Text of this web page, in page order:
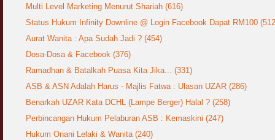
Multi Level Marketing Menurut Shariah (616)
Status Hukum Infinity Downline @ Login Facebook Dapat RM100
Aurat Wanita : Apa Sudah Jadi ? (454)
Dosa-Dosa & Facebook (376)
Ramadhan & Batalkah Puasa Kita Jika... (331)
ASB & ASN Adalah Harus - Majlis Fatwa : Ulasan UZAR (286)
Benarkah UZAR Kata DCHL (Lampe Berger) Halal ? (258)
Perbincangan Hukum Pelaburan ASB : Kemaskini (247)
Hukum Onani Lelaki & Wanita (240)